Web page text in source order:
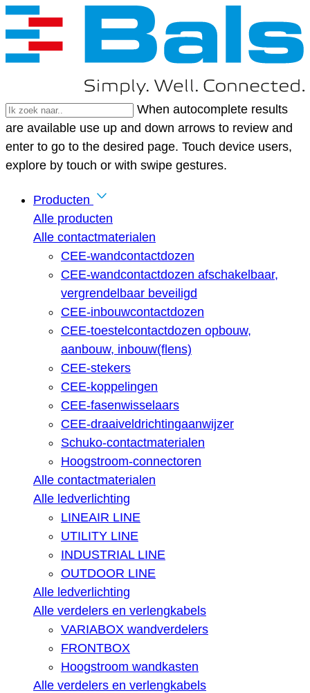
When autocomplete results
are available use up and down arrows to review and
enter to go to the desired page. Touch device users,
explore by touch or with swipe gestures.
Producten
Alle producten
Alle contactmaterialen
CEE-wandcontactdozen
CEE-wandcontactdozen afschakelbaar,
vergrendelbaar beveiligd
CEE-inbouwcontactdozen
CEE-toestelcontactdozen opbouw,
aanbouw, inbouw(flens)
CEE-stekers
CEE-koppelingen
CEE-fasenwisselaars
CEE-draaiveldrichtingaanwijzer
Schuko-contactmaterialen
Hoogstroom-connectoren
Alle contactmaterialen
Alle ledverlichting
LINEAIR LINE
UTILITY LINE
INDUSTRIAL LINE
OUTDOOR LINE
Alle ledverlichting
Alle verdelers en verlengkabels
VARIABOX wandverdelers
FRONTBOX
Hoogstroom wandkasten
Alle verdelers en verlengkabels